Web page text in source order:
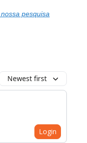
pesquisa
Newest first
Login